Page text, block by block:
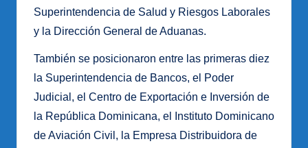
Superintendencia de Salud y Riesgos Laborales
y la Dirección General de Aduanas.
También se posicionaron entre las primeras diez
la Superintendencia de Bancos, el Poder
Judicial, el Centro de Exportación e Inversión de
la República Dominicana, el Instituto Dominicano
de Aviación Civil, la Empresa Distribuidora de